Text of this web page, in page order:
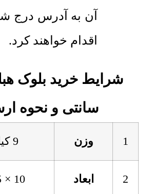
آن به آدرس درج
اقدام خواهند کرد.
سانتی و نحوه
1 وزن 9 کیلوگرم
2 ابعاد